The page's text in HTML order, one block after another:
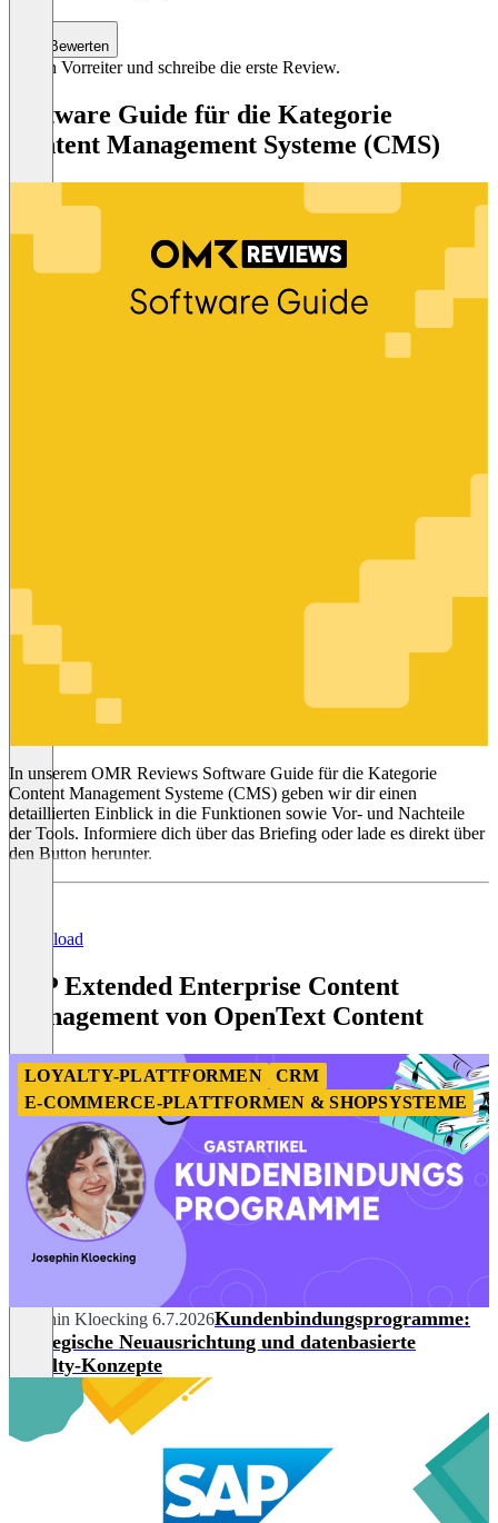
Bewerten
Sei ein Vorreiter und schreibe die erste Review.
Software Guide für die Kategorie
Content Management Systeme (CMS)
ContentManagementSysteme(CMS)
In unserem OMR Reviews Software Guide für die Kategorie
Content Management Systeme (CMS) geben wir dir einen
detaillierten Einblick in die Funktionen sowie Vor- und Nachteile
der Tools. Informiere dich über das Briefing oder lade es direkt über
den Button herunter.
Download
SAP Extended Enterprise Content
Management von OpenText Content
LOYALTY-PLATTFORMEN
CRM
E-COMMERCE-PLATTFORMEN & SHOPSYSTEME
Josephin Kloecking 6.7.2026Kundenbindungsprogramme:
Strategische Neuausrichtung und datenbasierte
Loyalty-Konzepte